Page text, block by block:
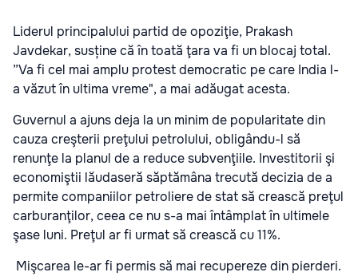
Liderul principalului partid de opoziţie, Prakash
Javdekar, susține că în toată ţara va fi un blocaj total.
”Va fi cel mai amplu protest democratic pe care India l-
a văzut în ultima vreme", a mai adăugat acesta.
Guvernul a ajuns deja la un minim de popularitate din
cauza creşterii preţului petrolului, obligându-l să
renunţe la planul de a reduce subvenţiile. Investitorii şi
economiştii lăudaseră săptămâna trecută decizia de a
permite companiilor petroliere de stat să crească preţul
carburanţilor, ceea ce nu s-a mai întâmplat în ultimele
şase luni. Preţul ar fi urmat să crească cu 11%.
Mişcarea le-ar fi permis să mai recupereze din pierderi.